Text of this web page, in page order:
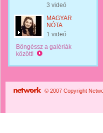
3 videó
MAGYAR
NÓTA
1 videó
Böngéssz a galériák
között!
© 2007 Copyright